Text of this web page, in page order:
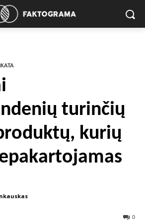
turinčių
kurių
0